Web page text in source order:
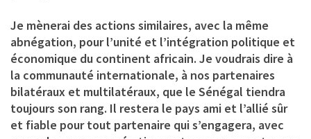
Je mènerai des actions similaires, avec la même
abnégation, pour l’unité et l’intégration politique et
économique du continent africain. Je voudrais dire à
la communauté internationale, à nos partenaires
bilatéraux et multilatéraux, que le Sénégal tiendra
toujours son rang. Il restera le pays ami et l’allié sûr
et fiable pour tout partenaire qui s’engagera, avec